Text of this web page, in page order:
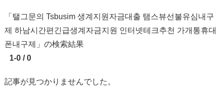
「탤그문의 Tsbusim 생계지원자금대출 탬스뷰선불유심내구
제 하남시간편긴급생계자금지원 인터넷테크추천 가개통휴대
폰내구제」の検索結果
1-0 / 0
記事が見つかりませんでした。